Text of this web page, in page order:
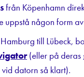
från Köpenhamn
uppstå någon form
till Lübeck,
(eller på deras
datorn så klart).